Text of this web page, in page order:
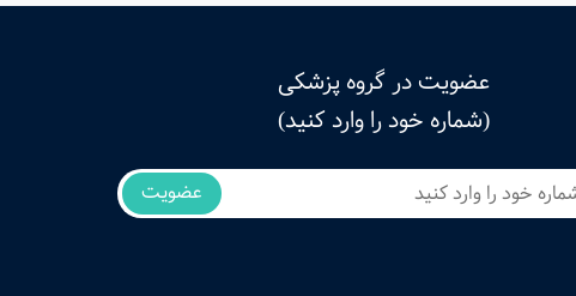
عضویت در گروه پزشکی
(شماره خود را وارد کنید)
عضویت